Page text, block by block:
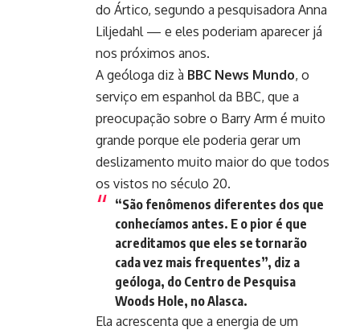
do Ártico, segundo a pesquisadora Anna
Liljedahl — e eles poderiam aparecer já
nos próximos anos.
A geóloga diz à BBC News Mundo, o
serviço em espanhol da BBC, que a
preocupação sobre o Barry Arm é muito
grande porque ele poderia gerar um
deslizamento muito maior do que todos
os vistos no século 20.
“São fenômenos diferentes dos que
conhecíamos antes. E o pior é que
acreditamos que eles se tornarão
cada vez mais frequentes”, diz a
geóloga, do Centro de Pesquisa
Woods Hole, no Alasca.
Ela acrescenta que a energia de um